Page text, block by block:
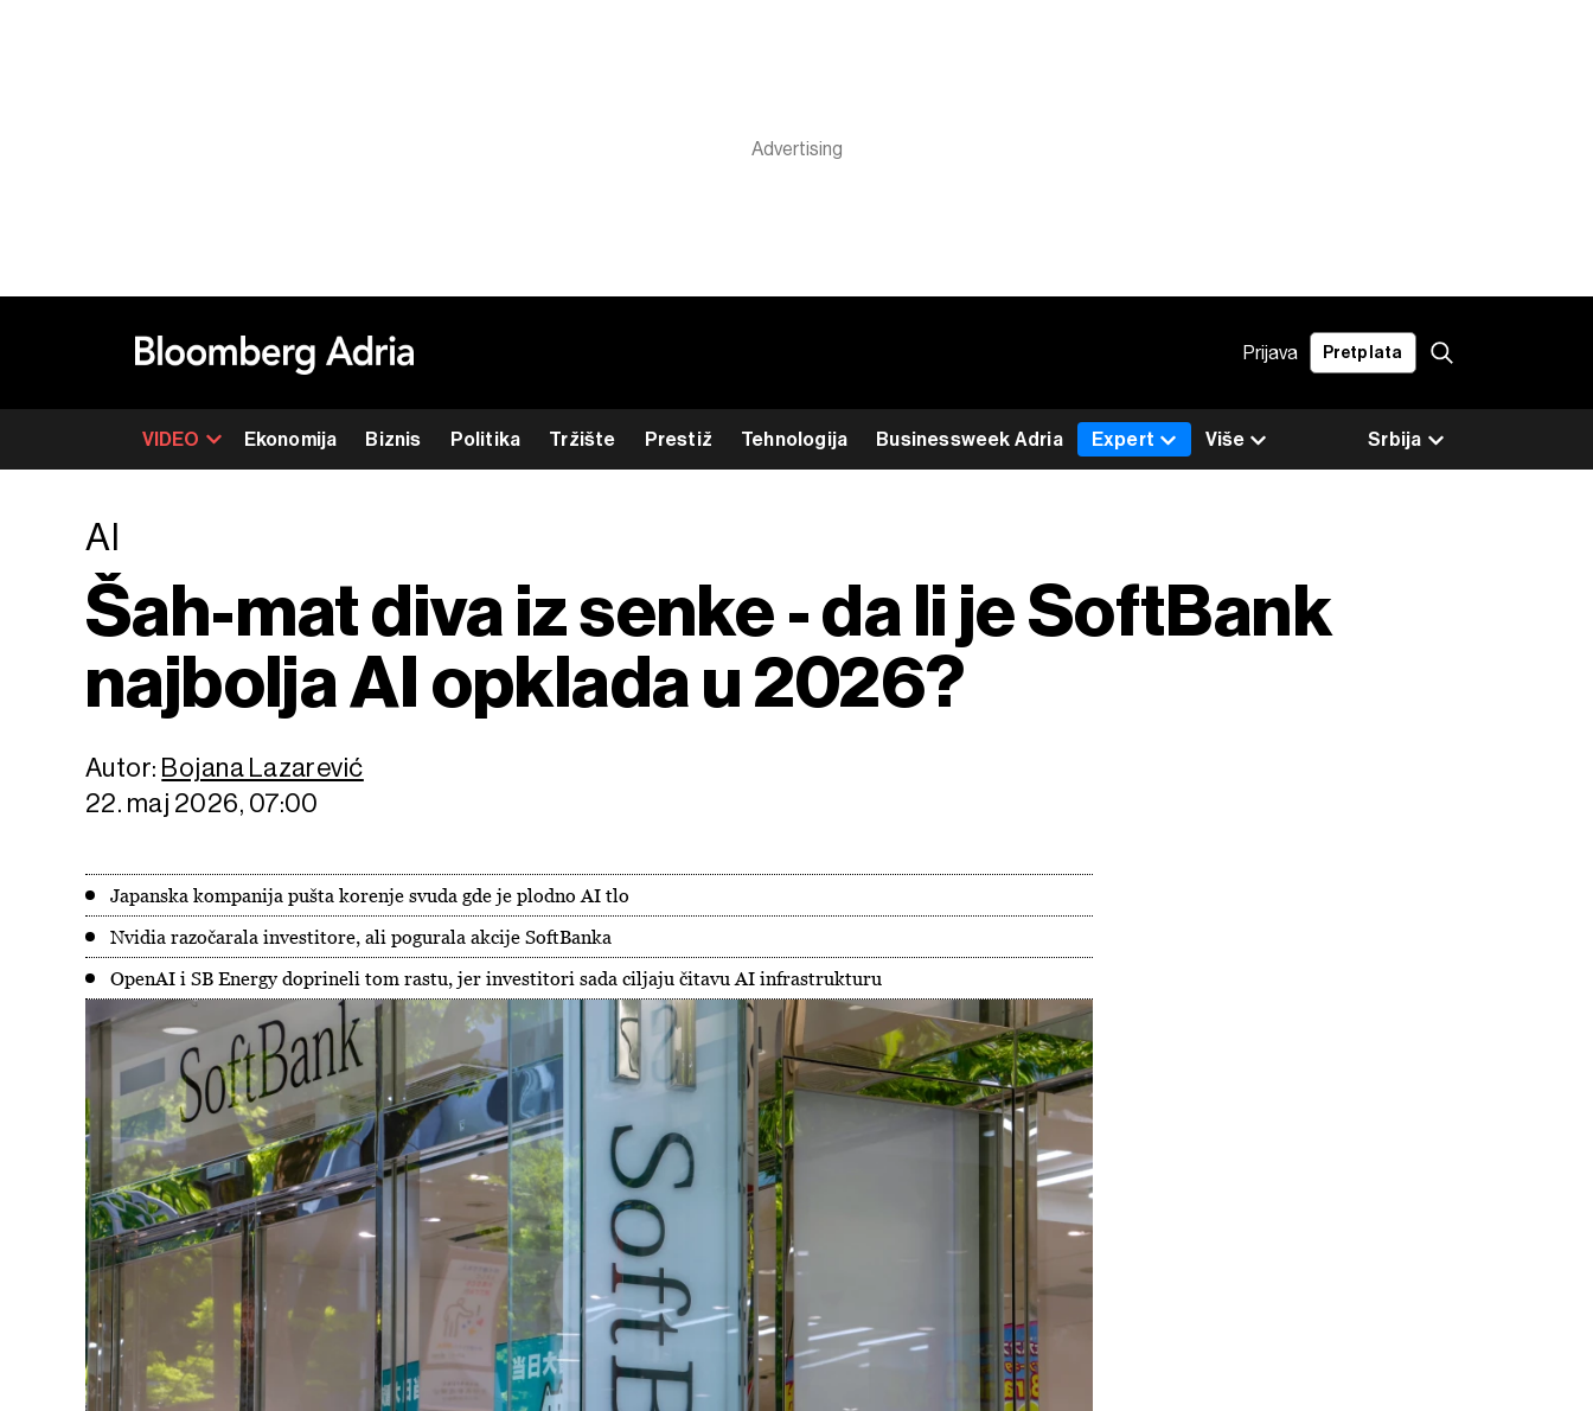
Prijava Pretplata
VIDEO Ekonomija Biznis Politika Tržište Prestiž Tehnologija Businessweek Adria Srbija
Expert Više
AI
Šah-mat diva iz senke - da li je SoftBank
najbolja AI opklada u 2026?
Autor: Bojana Lazarević
22. maj 2026, 07:00
Japanska kompanija pušta korenje svuda gde je plodno AI tlo
Nvidia razočarala investitore, ali pogurala akcije SoftBanka
OpenAI i SB Energy doprineli tom rastu, jer investitori sada ciljaju čitavu AI infrastrukturu